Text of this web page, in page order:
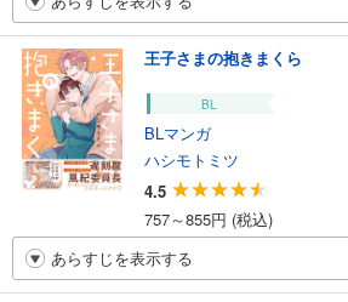
王子さまの抱きまくら
BL
BLマンガ
ハシモトミツ
4.5
757～855円 (税込)
あらすじを表示する